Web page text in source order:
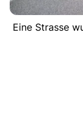
Eine Strasse